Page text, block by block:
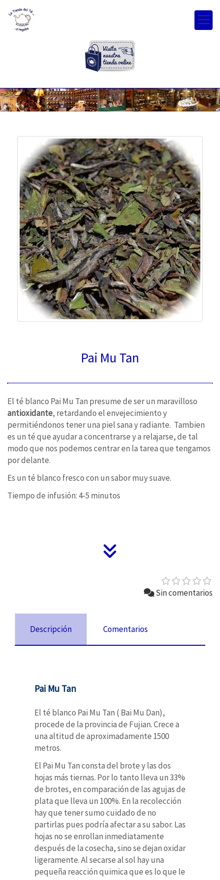
Pai Mu Tan
El té blanco Pai Mu Tan presume de ser un maravilloso
antioxidante, retardando el envejecimiento y
permitiéndonos tener una piel sana y radiante. Tambien
es un té que ayudar a concentrarse y a relajarse, de tal
modo que nos podemos centrar en la tarea que tengamos
por delante.
Es un té blanco fresco con un sabor muy suave.
Tiempo de infusión: 4-5 minutos
Sin comentarios
Descripción Comentarios
Pai Mu Tan
El té blanco Pai Mu Tan ( Bai Mu Dan),
procede de la provincia de Fujian. Crece a
una altitud de aproximadamente 1500
metros.
El Pai Mu Tan consta del brote y las dos
hojas más tiernas. Por lo tanto lleva un 33%
de brotes, en comparación de las agujas de
plata que lleva un 100%. En la recolección
hay que tener sumo cuidado de no
partirlas pues podría afectar a su sabor. Las
hojas no se enrollan inmediatamente
después de la cosecha, sino se dejan oxidar
ligeramente. Al secarse al sol hay una
pequeña reacción quimica que es lo que le